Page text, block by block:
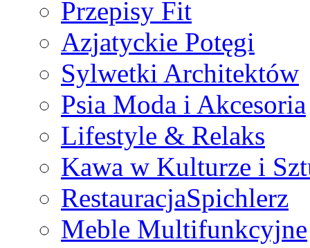
Przepisy Fit
Azjatyckie Potęgi
Sylwetki Architektów
Psia Moda i Akcesoria
Lifestyle & Relaks
Kawa w Kulturze i
RestauracjaSpichlerz
Meble Multifunkcyjne